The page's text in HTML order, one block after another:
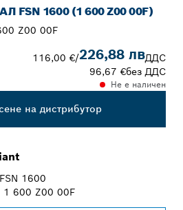
FSN 1600 (1 600 Z00 00F)
Z00 00F
116,00 €/226,88 лвДДС
96,67 €без ДДС
Не е наличен
на дистрибутор
1600
1 600 Z00 00F